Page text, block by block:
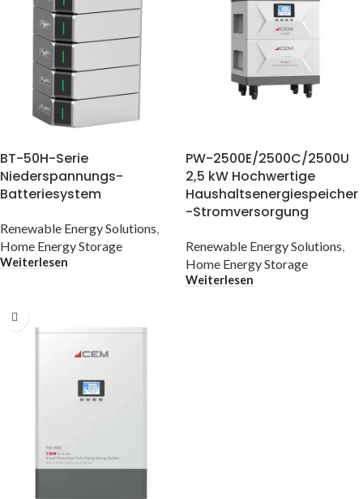
BT-50H-Serie
Niederspannungs-
Batteriesystem
Renewable Energy Solutions
Home Energy Storage
Weiterlesen
PW-2500E/2500C/2500U
2,5 kW Hochwertige
Haushaltsenergiespeicher
-Stromversorgung
Renewable Energy Solutions
Home Energy Storage
Weiterlesen